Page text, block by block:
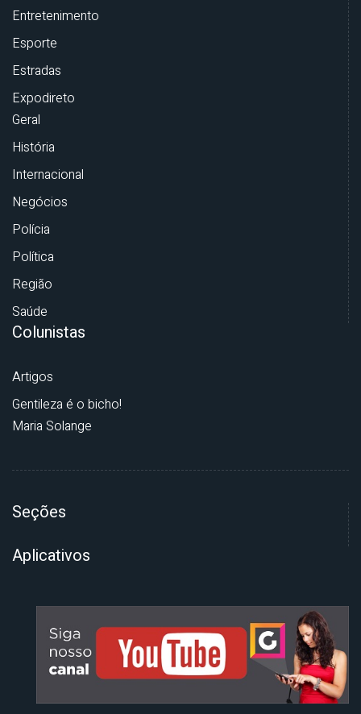
Entretenimento
Esporte
Estradas
Expodireto
Geral
História
Internacional
Negócios
Polícia
Política
Região
Saúde
Colunistas
Artigos
Gentileza é o bicho!
Maria Solange
Seções
Aplicativos